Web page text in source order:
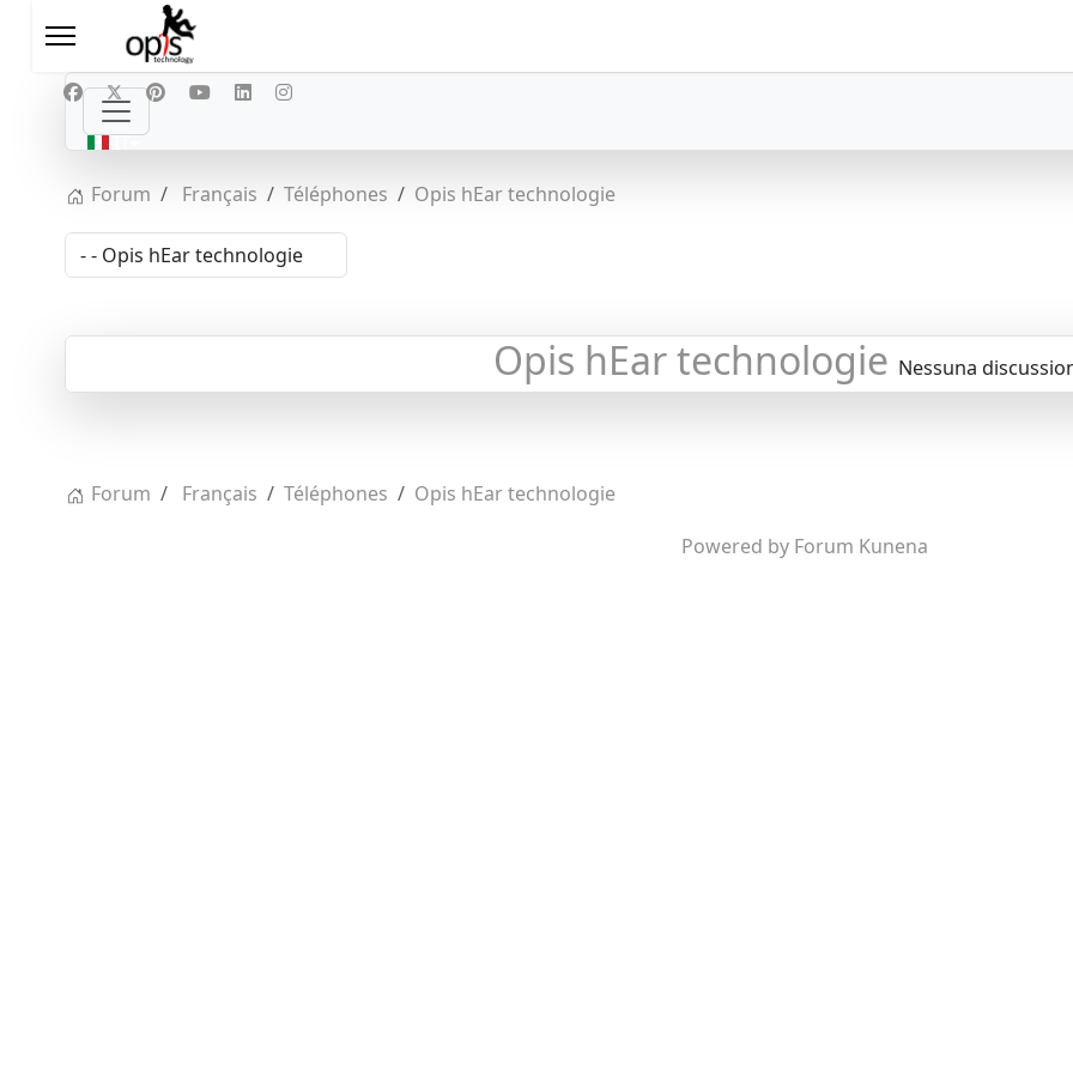
Seleziona la tua lingua
IT
Forum
Français Téléphones Opis hEar technologie
Opis hEar technologie Nessuna
Forum Français Téléphones
Opis hEar technologie
Powered by Forum Kunena